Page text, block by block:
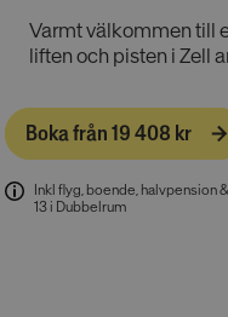
Varmt välkommen till
liften och pisten i Zell
Boka från 19 408 kr
Inkl flyg, boende, halvpension
13 i Dubbelrum